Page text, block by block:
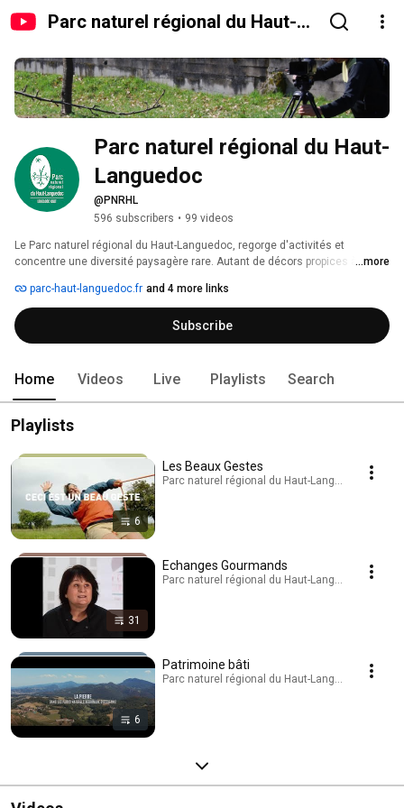
Parc naturel régional du Haut-
Parc naturel régional du Haut-
Languedoc
@PNRHL
596 subscribers • 99 videos
Le Parc naturel régional du Haut-Languedoc, regorge d'activités et
concentre une diversité paysagère rare. Autant de décors propices à
pourrez explorer lors de nombreuses activités de pleine nature.
...more
parc-haut-languedoc.fr and 4 more links
Subscribe
Home Videos Live Playlists Search
Playlists
6
Les Beaux Gestes
Parc naturel régional du Haut-Languedoc ·
31
Echanges Gourmands
Parc naturel régional du Haut-Languedoc ·
6
Patrimoine bâti
Parc naturel régional du Haut-Languedoc ·